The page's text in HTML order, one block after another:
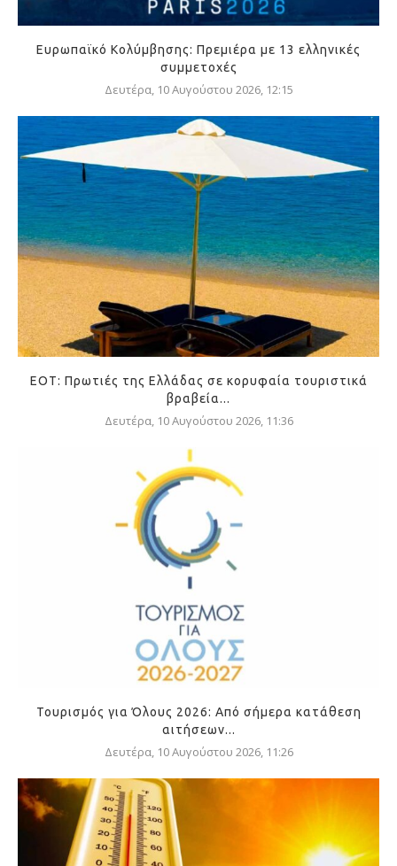
Ευρωπαϊκό Κολύμβησης: Πρεμιέρα με 13 ελληνικές
συμμετοχές
Δευτέρα, 10 Αυγούστου 2026, 12:15
ΕΟΤ: Πρωτιές της Ελλάδας σε κορυφαία τουριστικά
βραβεία...
Δευτέρα, 10 Αυγούστου 2026, 11:36
Τουρισμός για Όλους 2026: Από σήμερα κατάθεση
αιτήσεων...
Δευτέρα, 10 Αυγούστου 2026, 11:26